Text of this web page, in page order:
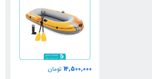
14,500,000 تومان